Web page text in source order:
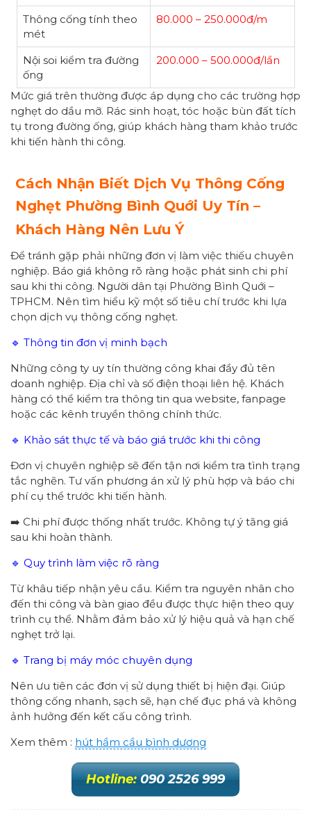
Thông cống tính theo
mét
80.000 – 250.000đ/m
Nội soi kiểm tra đường
ống
200.000 – 500.000đ/lần
Mức giá trên thường được áp dụng cho các trường hợp
nghẹt do dầu mỡ. Rác sinh hoạt, tóc hoặc bùn đất tích
tụ trong đường ống, giúp khách hàng tham khảo trước
khi tiến hành thi công.
Cách Nhận Biết Dịch Vụ Thông Cống
Nghẹt Phường Bình Quới Uy Tín –
Khách Hàng Nên Lưu Ý
Để tránh gặp phải những đơn vị làm việc thiếu chuyên
nghiệp. Báo giá không rõ ràng hoặc phát sinh chi phí
sau khi thi công. Người dân tại Phường Bình Quới –
TPHCM. Nên tìm hiểu kỹ một số tiêu chí trước khi lựa
chọn dịch vụ thông cống nghẹt.
🔹 Thông tin đơn vị minh bạch
Những công ty uy tín thường công khai đầy đủ tên
doanh nghiệp. Địa chỉ và số điện thoại liên hệ. Khách
hàng có thể kiểm tra thông tin qua website, fanpage
hoặc các kênh truyền thông chính thức.
🔹 Khảo sát thực tế và báo giá trước khi thi công
Đơn vị chuyên nghiệp sẽ đến tận nơi kiểm tra tình trạng
tắc nghẽn. Tư vấn phương án xử lý phù hợp và báo chi
phí cụ thể trước khi tiến hành.
➡️ Chi phí được thống nhất trước. Không tự ý tăng giá
sau khi hoàn thành.
🔹 Quy trình làm việc rõ ràng
Từ khâu tiếp nhận yêu cầu. Kiểm tra nguyên nhân cho
đến thi công và bàn giao đều được thực hiện theo quy
trình cụ thể. Nhằm đảm bảo xử lý hiệu quả và hạn chế
nghẹt trở lại.
🔹 Trang bị máy móc chuyên dụng
Nên ưu tiên các đơn vị sử dụng thiết bị hiện đại. Giúp
thông cống nhanh, sạch sẽ, hạn chế đục phá và không
ảnh hưởng đến kết cấu công trình.
Xem thêm : hút hầm cầu bình dương
Hotline: 090 2526 999